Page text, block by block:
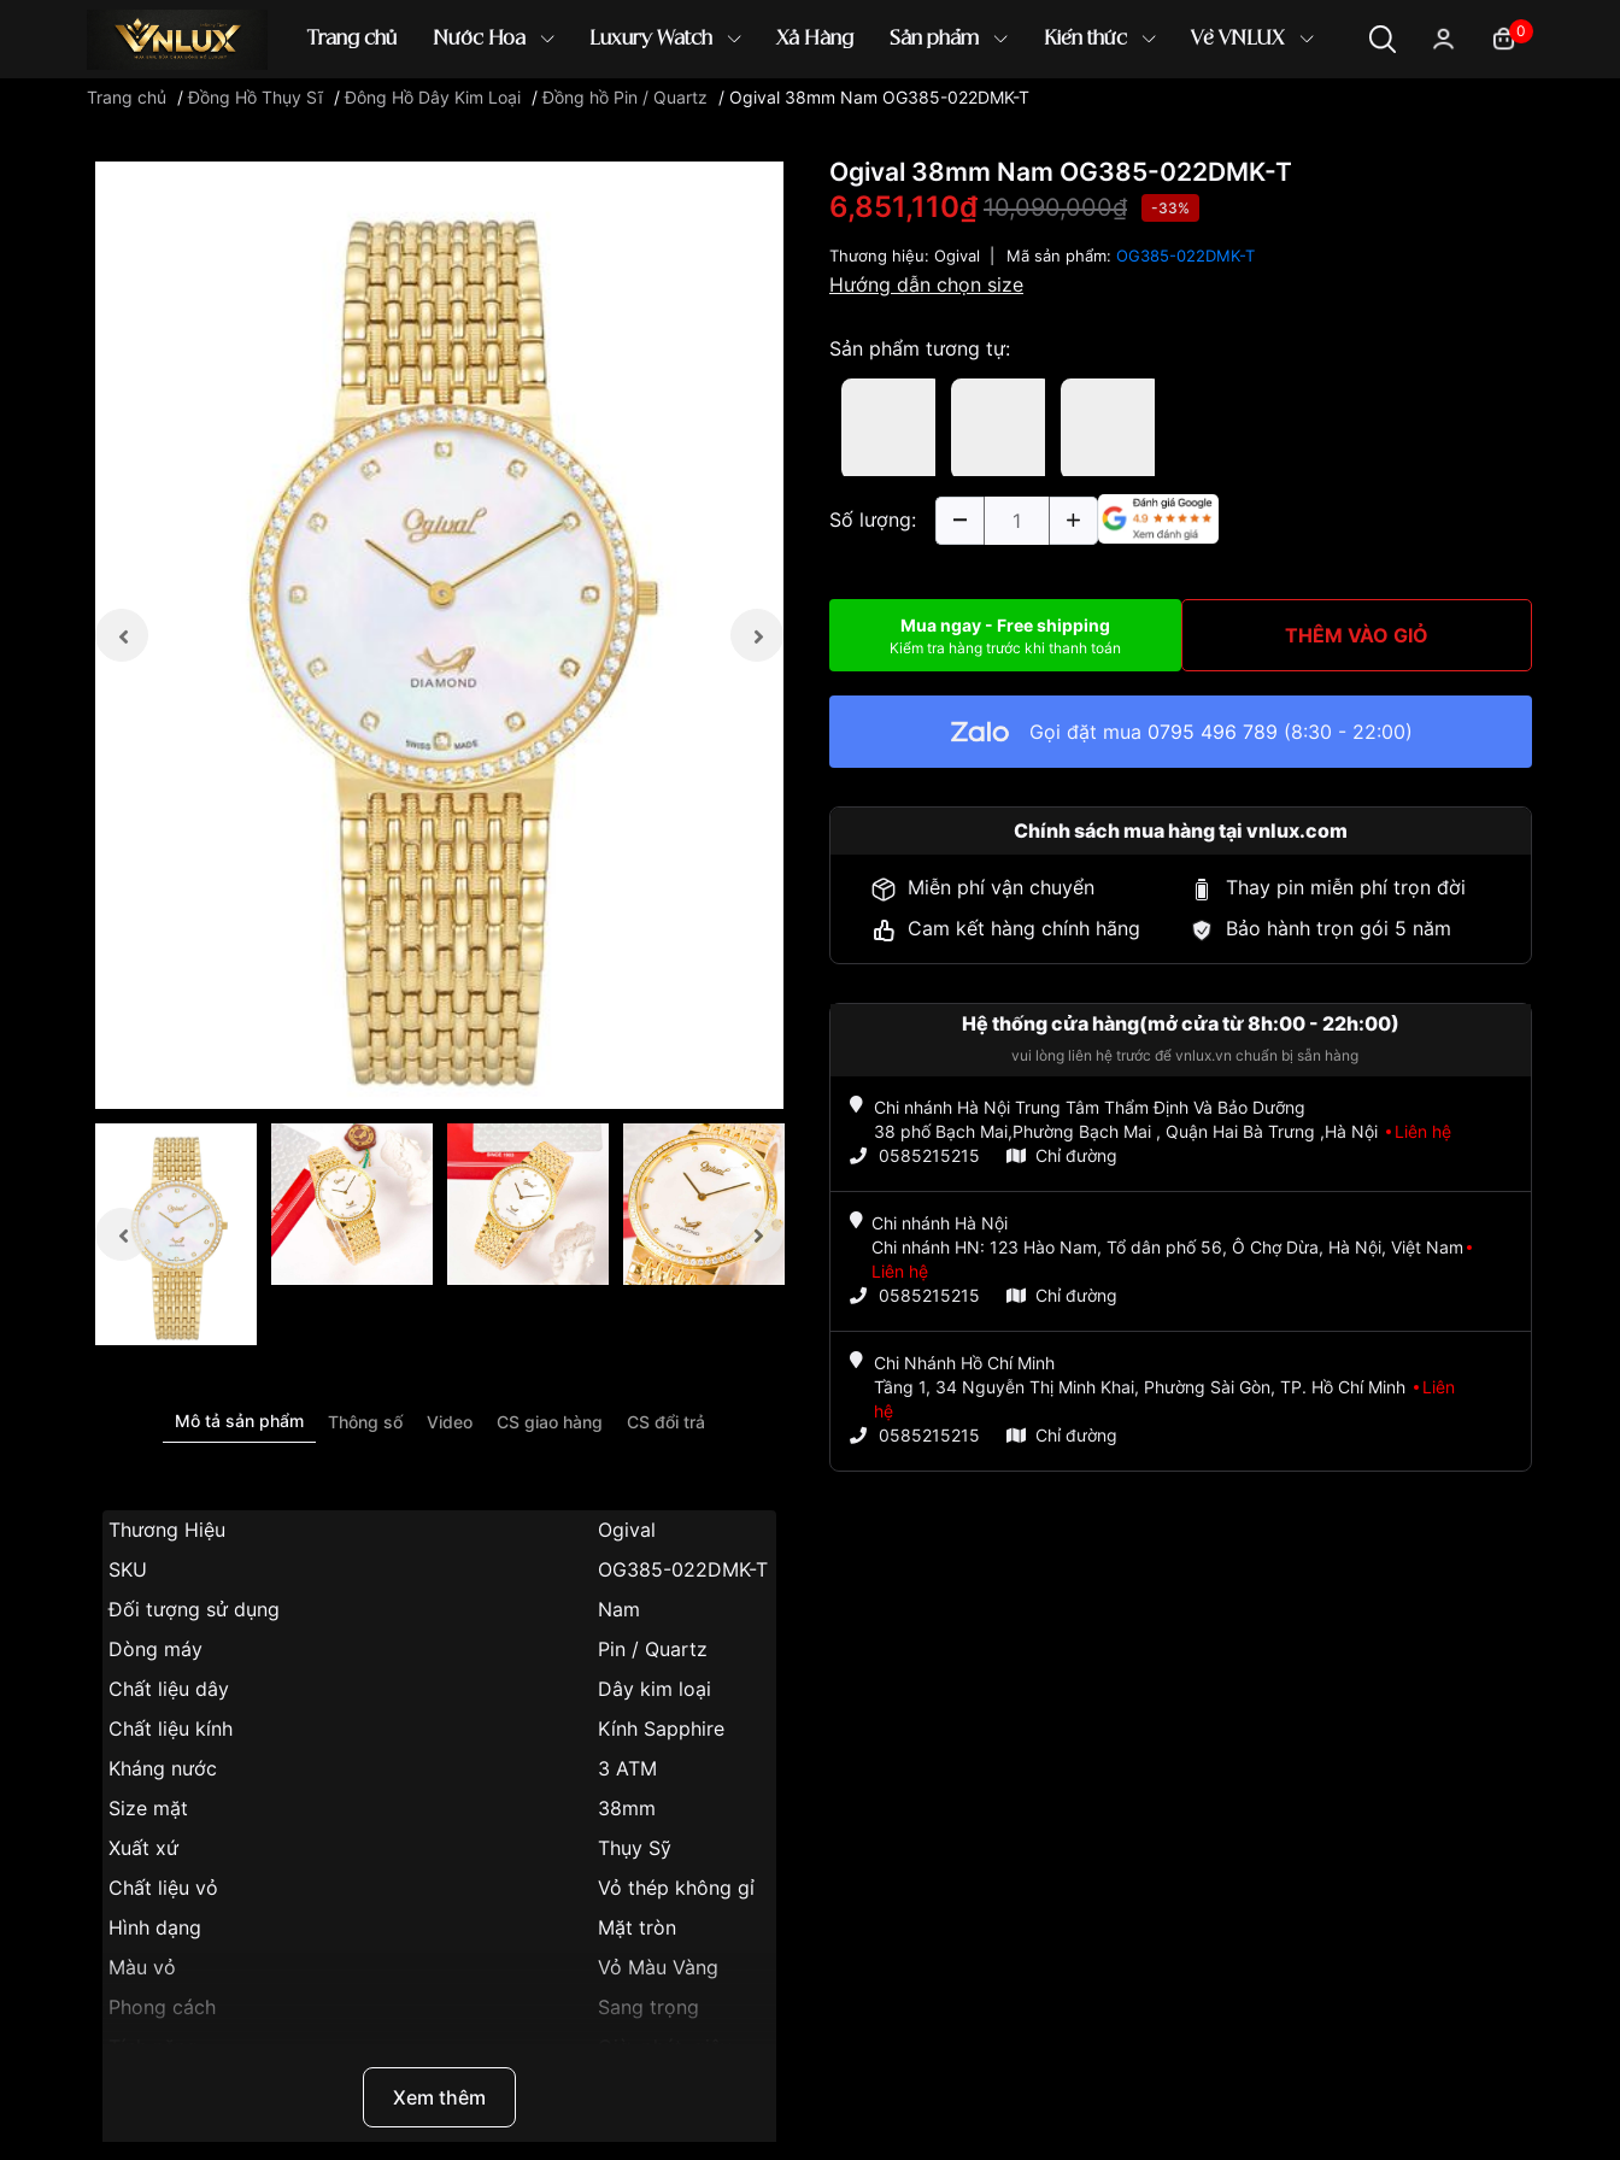
Trang chủ Nước Hoa Luxury Watch Xả Hàng Sản phẩm Kiến thức Về VNLUX 0
Đồng hồ casio đồng hồ G-Shock đồng hồ Orient ...
Trang chủ /Đồng Hồ Thụy Sĩ /Đông Hồ Dây Kim Loại /Đồng hồ Pin / Quartz / Ogival 38mm Nam OG385-022DMK-T
Mô tả sản phẩm Thông số Video CS giao hàng CS đổi trả
Thương Hiệu
Ogival
SKU
OG385-022DMK-T
Đối tượng sử dụng
Nam
Dòng máy
Pin / Quartz
Chất liệu dây
Dây kim loại
Chất liệu kính
Kính Sapphire
Kháng nước
3 ATM
Size mặt
38mm
Xuất xứ
Thụy Sỹ
Chất liệu vỏ
Vỏ thép không gỉ
Hình dạng
Mặt tròn
Màu vỏ
Vỏ Màu Vàng
Phong cách
Sang trọng
Xem thêm
Ogival 38mm Nam OG385-022DMK-T
6,851,110₫ 10,090,000₫ -33%
Thương hiệu: Ogival Mã sản phẩm: OG385-022DMK-T
Hướng dẫn chọn size
Sản phẩm tương tự:
Số lượng:
Mua ngay - Free shipping
Kiểm tra hàng trước khi thanh toán THÊM VÀO GIỎ
Gọi đặt mua 0795 496 789 (8:30 - 22:00)
Chính sách mua hàng tại vnlux.com
Miễn phí vận chuyển
Thay pin miễn phí trọn đời
Cam kết hàng chính hãng
Bảo hành trọn gói 5 năm
Hệ thống cửa hàng(mở cửa từ 8h:00 - 22h:00)
vui lòng liên hệ trước để vnlux.vn chuẩn bị sẵn hàng
Chi nhánh Hà Nội Trung Tâm Thẩm Định Và Bảo Dưỡng
38 phố Bạch Mai,Phường Bạch Mai , Quận Hai Bà Trưng ,Hà Nội
Liên hệ
0585215215
Chỉ đường
Chi nhánh Hà Nội
Chi nhánh HN: 123 Hào Nam, Tổ dân phố 56, Ô Chợ Dừa, Hà Nội, Việt Nam
Liên hệ
0585215215
Chỉ đường
Chi Nhánh Hồ Chí Minh
Tầng 1, 34 Nguyễn Thị Minh Khai, Phường Sài Gòn, TP. Hồ Chí Minh
Liên
hệ
0585215215
Chỉ đường